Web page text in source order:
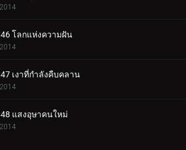
โลกแห่งความฝัน
เงาที่กำลังคืบคลาน
แสงอุษาคนใหม่